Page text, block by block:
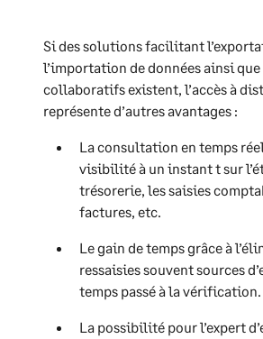
Si des solutions facilitant
l’importation de données ainsi
collaboratifs existent, l’accès à
représente d’autres avantages :
La consultation en temps
visibilité à un instant t sur
trésorerie, les saisies
factures, etc.
Le gain de temps grâce à
ressaisies souvent sources
temps passé à la vérification.
La possibilité pour l’expert